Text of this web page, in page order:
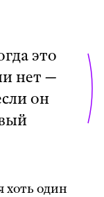
это
нет —
он
хоть один